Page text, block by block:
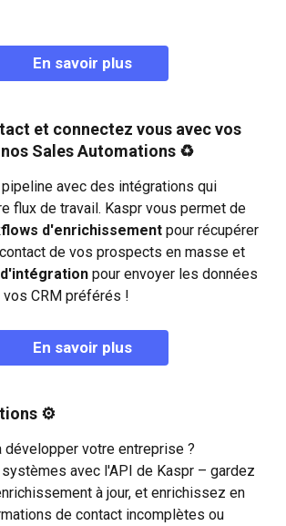
En savoir plus
et connectez vous avec vos
nos Sales Automations ♻️
avec des intégrations qui
flux de travail. Kaspr vous permet de
d'enrichissement pour récupérer
de vos prospects en masse et
pour envoyer les données
CRM préférés !
En savoir plus
⚙️
développer votre entreprise ?
avec l'API de Kaspr – gardez
à jour, et enrichissez en
de contact incomplètes ou